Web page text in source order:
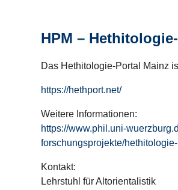
HPM –
Das Hethitologie-Portal Mainz
https://hethport.net/
Weitere Informationen:
https://www.phil.uni-
forschungsprojekte/
Kontakt:
Lehrstuhl für Altorientalistik